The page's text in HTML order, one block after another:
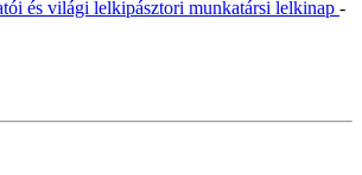
és világi lelkipásztori munkatársi lelkinap -